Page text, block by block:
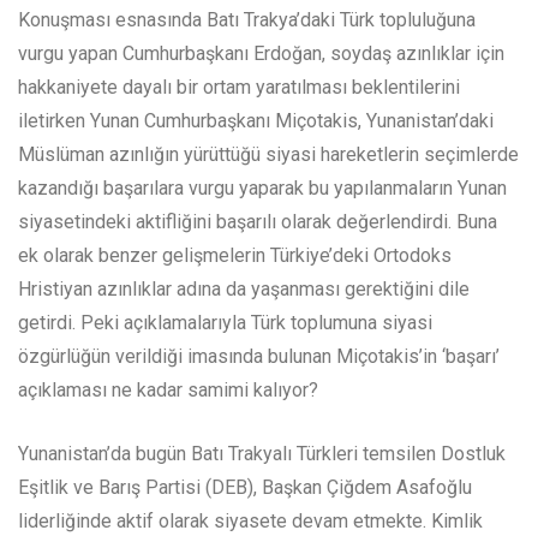
Konuşması esnasında Batı Trakya’daki Türk topluluğuna
vurgu yapan Cumhurbaşkanı Erdoğan, soydaş azınlıklar için
hakkaniyete dayalı bir ortam yaratılması beklentilerini
iletirken Yunan Cumhurbaşkanı Miçotakis, Yunanistan’daki
Müslüman azınlığın yürüttüğü siyasi hareketlerin seçimlerde
kazandığı başarılara vurgu yaparak bu yapılanmaların Yunan
siyasetindeki aktifliğini başarılı olarak değerlendirdi. Buna
ek olarak benzer gelişmelerin Türkiye’deki Ortodoks
Hristiyan azınlıklar adına da yaşanması gerektiğini dile
getirdi. Peki açıklamalarıyla Türk toplumuna siyasi
özgürlüğün verildiği imasında bulunan Miçotakis’in ‘başarı’
açıklaması ne kadar samimi kalıyor?
Yunanistan’da bugün Batı Trakyalı Türkleri temsilen Dostluk
Eşitlik ve Barış Partisi (DEB), Başkan Çiğdem Asafoğlu
liderliğinde aktif olarak siyasete devam etmekte. Kimlik